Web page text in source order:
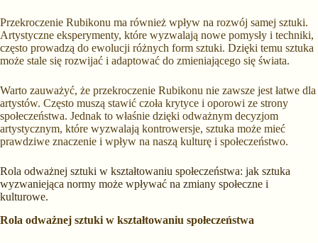
Przekroczenie Rubikonu ma również wpływ na rozwój samej sztuki.
Artystyczne eksperymenty, które wyzwalają nowe pomysły i techniki,
często prowadzą do ewolucji różnych form sztuki. Dzięki temu sztuka
może stale się rozwijać i adaptować do zmieniającego się świata.
Warto zauważyć, że przekroczenie Rubikonu nie zawsze jest łatwe dla
artystów. Często muszą stawić czoła krytyce i oporowi ze strony
społeczeństwa. Jednak to właśnie dzięki odważnym decyzjom
artystycznym, które wyzwalają kontrowersje, sztuka może mieć
prawdziwe znaczenie i wpływ na naszą kulturę i społeczeństwo.
Rola odważnej sztuki w kształtowaniu społeczeństwa: jak sztuka
wyzwaniejąca normy może wpływać na zmiany społeczne i
kulturowe.
Rola odważnej sztuki w kształtowaniu społeczeństwa